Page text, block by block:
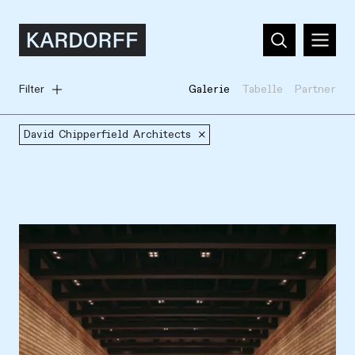
Filter Galerie Tabelle Partner
David Chipperfield Architects